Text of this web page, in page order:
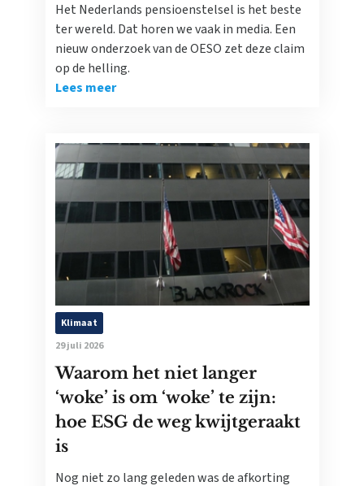
Het Nederlands pensioenstelsel is het beste
ter wereld. Dat horen we vaak in media. Een
nieuw onderzoek van de OESO zet deze claim
op de helling.
Lees meer
Klimaat
29 juli 2026
Waarom het niet langer
‘woke’ is om ‘woke’ te zijn:
hoe ESG de weg kwijtgeraakt
is
Nog niet zo lang geleden was de afkorting